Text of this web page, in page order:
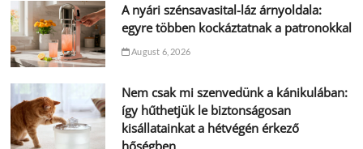
A nyári szénsavasital-láz árnyoldala:
egyre többen kockáztatnak a patronokkal
August 6, 2026
Nem csak mi szenvedünk a kánikulában:
így hűthetjük le biztonságosan
kisállatainkat a hétvégén érkező
hőségben